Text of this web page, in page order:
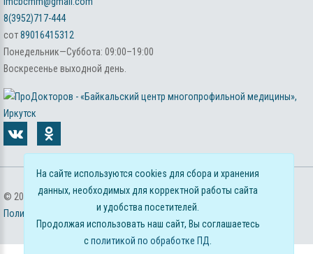
8(3952)717-444
сот89016415312
Понедельник—Суббота: 09:00–19:00
Воскресенье выходной день.
© 2026
г. Байкальский центр многопрофильной медицины
Политика обработки персональных данных
На сайте используются cookies для сбора и хранения
данных, необходимых для корректной работы сайта
и удобства посетителей.
Продолжая использовать наш сайт, Вы соглашаетесь
сполитикой по обработке ПД